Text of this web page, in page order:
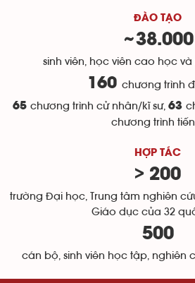
ĐÀO TẠO
38.000
sinh viên, học viên cao học và
160 chương trình
65 chương trình cử nhân/kĩ sư, 63
chương trình tiến
HỢP TÁC
> 200
trường Đại học, Trung tâm nghiên
Giáo dục của 32
500
cán bộ, sinh viên học tập, nghiên